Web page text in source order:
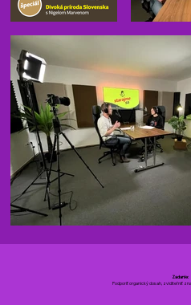
Zadanie:
Podporiť organický dosah, zviditeľniť